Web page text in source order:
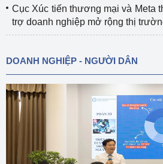
Cục Xúc tiến thương mại và Meta
trợ doanh nghiệp mở rộng thị
DOANH NGHIỆP - NGƯỜI DÂN